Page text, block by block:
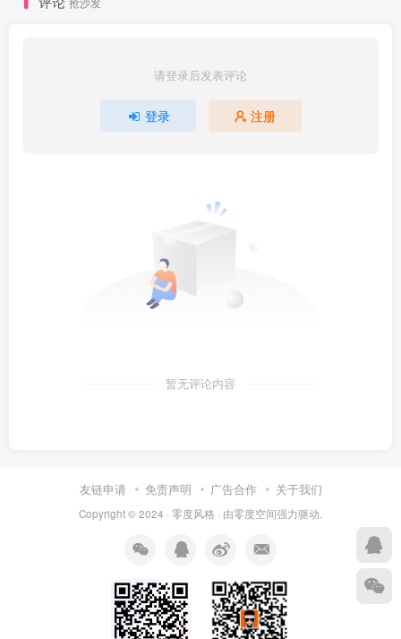
请登录后发表评论
登录 注册
暂无评论内容
友链申请 免责声明 广告合作 关于我们
Copyright © 2024 · 零度风格 · 由零度空间强力驱动.